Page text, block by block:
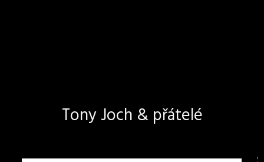
Tony Joch & přátelé